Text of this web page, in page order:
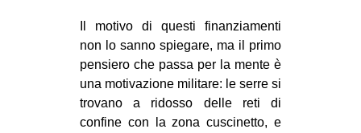
Il motivo di questi finanziamenti
non lo sanno spiegare, ma il primo
pensiero che passa per la mente è
una motivazione militare: le serre si
trovano a ridosso delle reti di
confine con la zona cuscinetto, e